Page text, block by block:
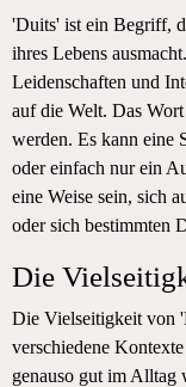
'Duits' ist ein Begriff,
ihres Lebens
Leidenschaften und
auf die Welt. Das
werden. Es kann eine
oder einfach nur ein
eine Weise sein, sich
oder sich bestimmten
Die
Die Vielseitigkeit von
verschiedene
genauso gut im Alltag